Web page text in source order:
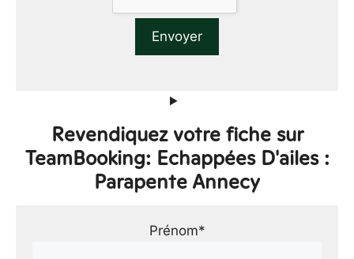
Revendiquez votre fiche sur
TeamBooking: Echappées D'ailes :
Parapente Annecy
Prénom*